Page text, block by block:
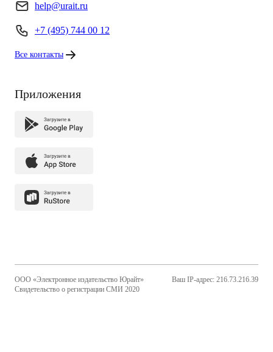
help@urait.ru
+7 (495) 744 00 12
Все контакты
Приложения
ООО «Электронное издательство Юрайт»
Свидетельство о регистрации СМИ 2020
Ваш IP-адрес: 216.73.216.39